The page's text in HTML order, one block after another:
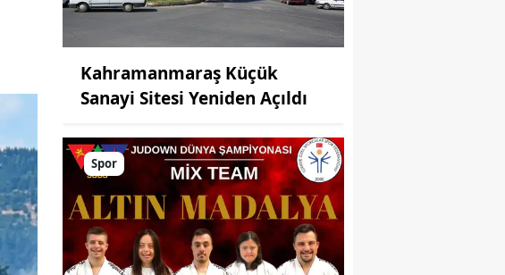
Kahramanmaraş Küçük
Sanayi Sitesi Yeniden Açıldı
Spor